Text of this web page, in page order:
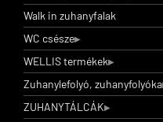
Walk in zuhanyfalak
WC csésze
WELLIS termékek
Zuhanylefolyó, zuhanyfolyóka
ZUHANYTÁLCÁK